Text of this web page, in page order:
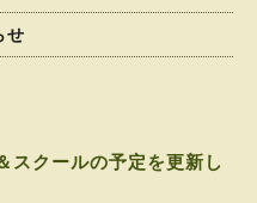
せ
スクールの予定を更新し